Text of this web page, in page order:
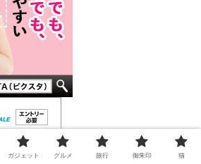
ガジェット グルメ 旅行 御朱印 猫